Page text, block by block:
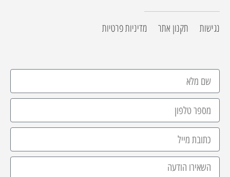
נגישות תקנון אתר מדיניות פרטיות